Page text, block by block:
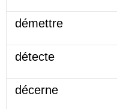
démettre
détecte
décerne